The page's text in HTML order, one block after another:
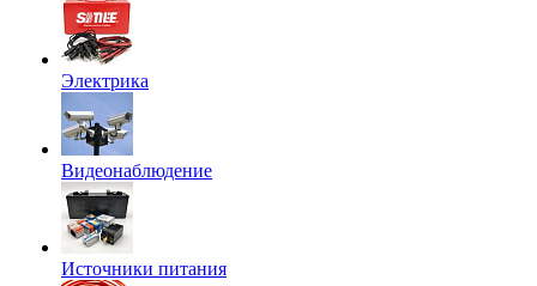
Электрика
Видеонаблюдение
Источники питания